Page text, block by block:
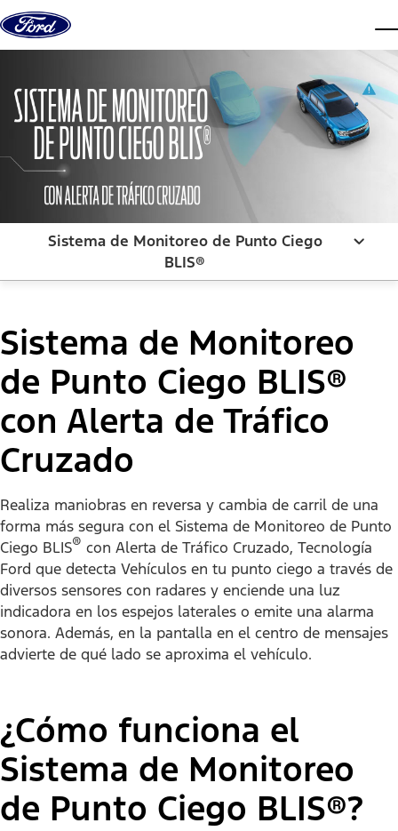
Sistema de Monitoreo de Punto Ciego
BLIS®
Sistema de Monitoreo
de Punto Ciego BLIS®
con Alerta de Tráfico
Cruzado
Realiza maniobras en reversa y cambia de carril de una
forma más segura con el Sistema de Monitoreo de Punto
Ciego BLIS® con Alerta de Tráfico Cruzado, Tecnología
Ford que detecta Vehículos en tu punto ciego a través de
diversos sensores con radares y enciende una luz
indicadora en los espejos laterales o emite una alarma
sonora. Además, en la pantalla en el centro de mensajes
advierte de qué lado se aproxima el vehículo.
¿Cómo funciona el
Sistema de Monitoreo
de Punto Ciego BLIS®?